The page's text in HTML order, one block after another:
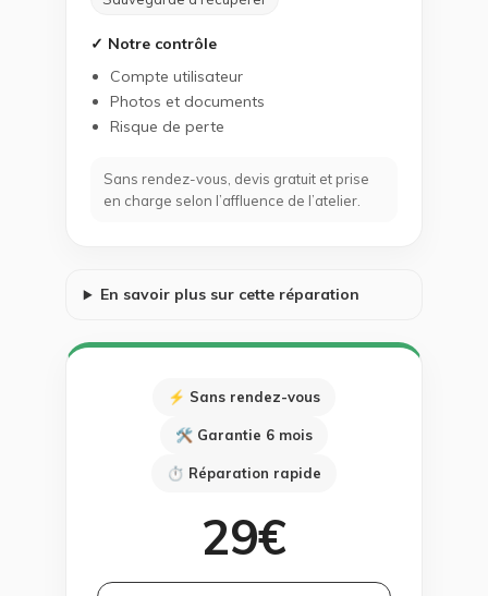
✓ Notre contrôle
Compte utilisateur
Photos et documents
Risque de perte
Sans rendez-vous, devis gratuit et prise
en charge selon l’affluence de l’atelier.
En savoir plus sur cette réparation
⚡ Sans rendez-vous
🛠 Garantie 6 mois
⏱ Réparation rapide
29€